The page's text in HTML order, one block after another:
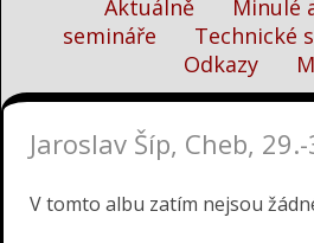
Aktuálně Minulé
semináře
Technické
Odkazy
Jaroslav Šíp, Cheb,
V tomto albu zatím nejsou